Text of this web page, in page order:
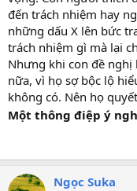
đến trách nhiệm hay
những dấu X lên bức
trách nhiệm gì mà lại
Nhưng khi con đề
nữa, vì họ sợ bộc lộ
không có. Nên họ
Một thông điệp ý
Ngọc Suka